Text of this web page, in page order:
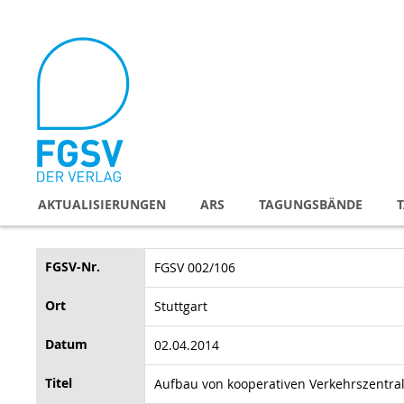
Inhalt
AKTUALISIERUNGEN ARS TAGUNGSBÄNDE
FGSV-Nr. FGSV 002/106
Ort Stuttgart
Datum 02.04.2014
Titel Aufbau von kooperativen